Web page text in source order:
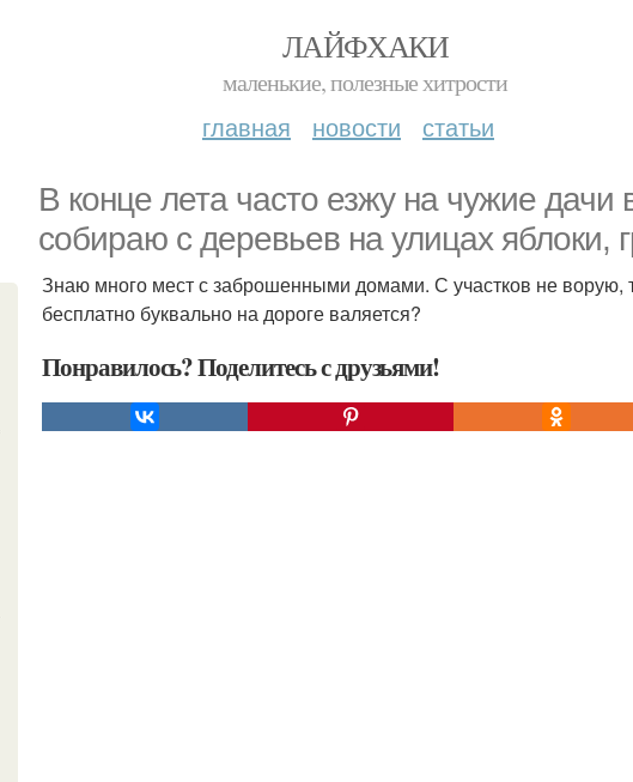
ЛАЙФХАКИ
маленькие, полезные хитрости
главная новости статьи
В конце лета часто езжу на чужие дачи
собираю с деревьев на улицах яблоки,
Знаю много мест с заброшенными домами. С участков не ворую,
бесплатно буквально на дороге валяется?
Понравилось? Поделитесь с друзьями!